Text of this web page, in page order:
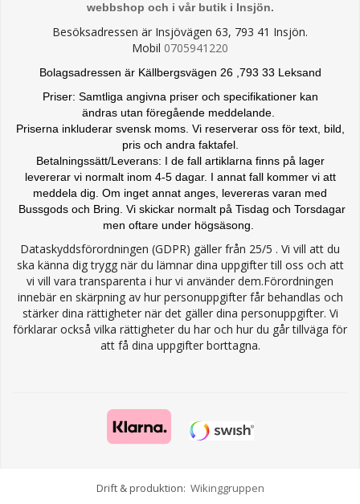
webbshop och i vår butik i Insjön.
Besöksadressen är Insjövägen 63, 793 41 Insjön.
Mobil 0705941220
Bolagsadressen är Källbergsvägen 26 ,793 33 Leksand
Priser: Samtliga angivna priser och specifikationer kan
ändras utan föregående meddelande.
Priserna inkluderar svensk moms. Vi reserverar oss för text, bild,
pris och andra faktafel.
Betalningssätt/Leverans: I de fall artiklarna finns på lager
levererar vi normalt inom 4-5 dagar. I annat fall kommer vi att
meddela dig. Om inget annat anges, levereras varan med
Bussgods och Bring. Vi skickar normalt på Tisdag och Torsdagar
men oftare under högsäsong.
Dataskyddsförordningen (GDPR) gäller från 25/5 . Vi vill att du
ska känna dig trygg när du lämnar dina uppgifter till oss och att
vi vill vara transparenta i hur vi använder dem.Förordningen
innebär en skärpning av hur personuppgifter får behandlas och
stärker dina rättigheter när det gäller dina personuppgifter. Vi
förklarar också vilka rättigheter du har och hur du går tillväga för
att få dina uppgifter borttagna.
Drift & produktion: Wikinggruppen